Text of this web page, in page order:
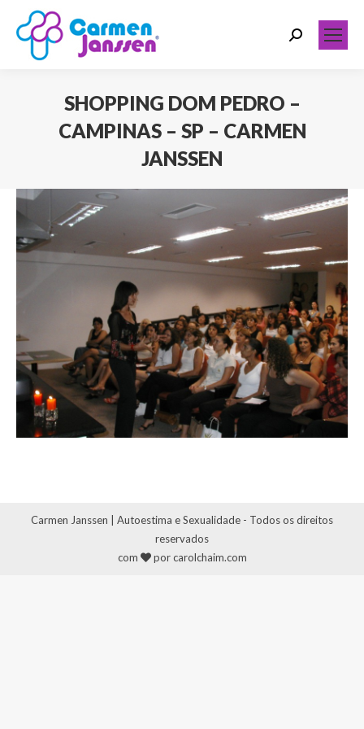
Search:
SHOPPING DOM PEDRO –
CAMPINAS – SP – CARMEN
JANSSEN
Carmen Janssen | Autoestima e Sexualidade - Todos os direitos
reservados
com
por carolchaim.com